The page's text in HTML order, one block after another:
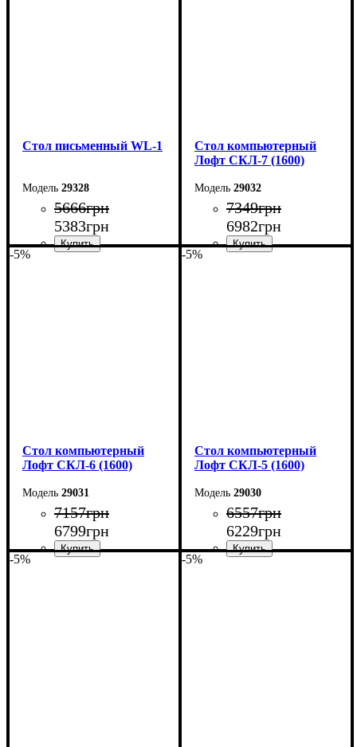
Стол письменный WL-1
29328
5666грн
5383грн
Стол компьютерный
Лофт СКЛ-7 (1600)
29032
7349грн
6982грн
-5%
Стол компьютерный
Лофт СКЛ-6 (1600)
29031
7157грн
6799грн
-5%
Стол компьютерный
Лофт СКЛ-5 (1600)
29030
6557грн
6229грн
-5% -5%